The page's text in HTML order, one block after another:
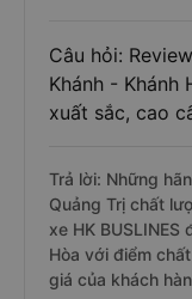
Câu hỏi:
Khánh -
xuất sắc, cao
Trả lời: Những
Quảng Trị chất
xe HK BUSLINES
Hòa với điểm
giá của khách